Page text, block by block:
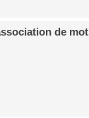
de